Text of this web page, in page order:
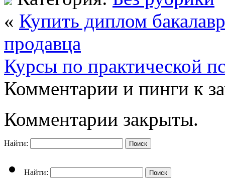
« Купить диплом
продавца
Курсы по практической
Комментарии и пинги к
Комментарии закрыты.
Найти:
Найти: